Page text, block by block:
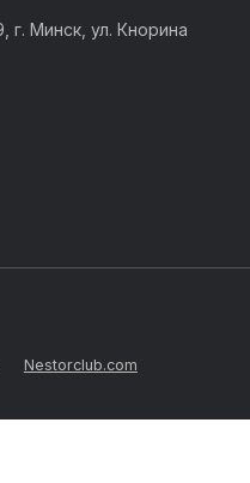
г. Минск, ул. Кнорина
Nestorclub.com